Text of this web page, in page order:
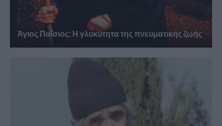
Άγιος Παΐσιος: Η γλυκύτητα της πνευματικής ζωής